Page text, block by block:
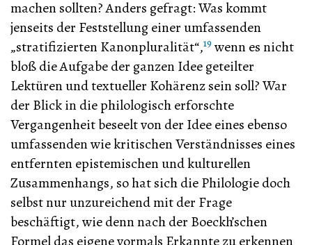
machen sollten? Anders gefragt: Was kommt
jenseits der Feststellung einer umfassenden
„stratifizierten Kanonpluralität“,19 wenn es nicht
bloß die Aufgabe der ganzen Idee geteilter
Lektüren und textueller Kohärenz sein soll? War
der Blick in die philologisch erforschte
Vergangenheit beseelt von der Idee eines ebenso
umfassenden wie kritischen Verständnisses eines
entfernten epistemischen und kulturellen
Zusammenhangs, so hat sich die Philologie doch
selbst nur unzureichend mit der Frage
beschäftigt, wie denn nach der Boeckh’schen
Formel das eigene vormals Erkannte zu erkennen